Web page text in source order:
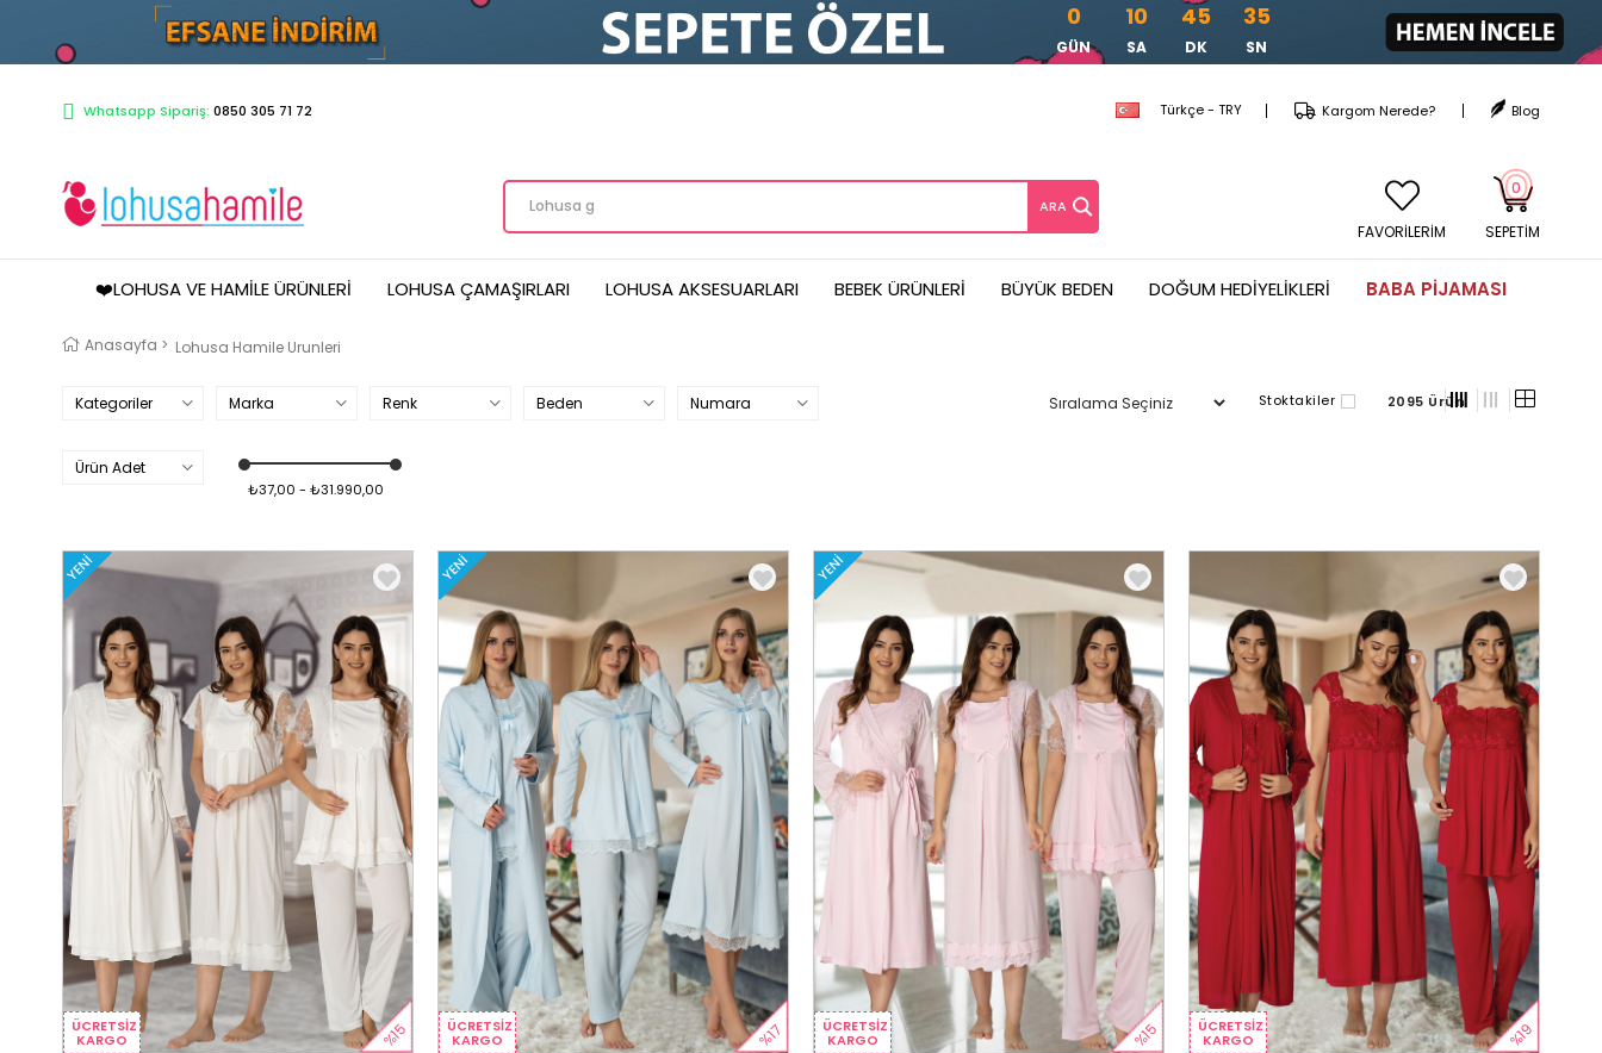
0
GÜN
10
SA
45
DK
33
SN
Whatsapp Sipariş: 0850 305 71 72 Türkçe - TRY Blog
Kargom Nerede?
SEPETIM
0
FAVORİLERİM
❤️LOHUSA VE HAMILE ÜRÜNLERI LOHUSA ÇAMAŞIRLARI LOHUSA AKSESUARLARI BEBEK ÜRÜNLERI BÜYÜK BEDEN DOĞUM HEDIYELIKLERI BABA PIJAMASI
Anasayfa > Lohusa Hamile Urunleri
Kategoriler Marka Renk Beden Numara
Ürün Adet
₺37,00 - ₺31.990,00
Stoktakiler 2095 Ürün
ÜCRETSIZ
KARGO
YENI
%15 ÜCRETSIZ
KARGO
YENI
%17 ÜCRETSIZ
KARGO
YENI
%15 ÜCRETSIZ
KARGO %19